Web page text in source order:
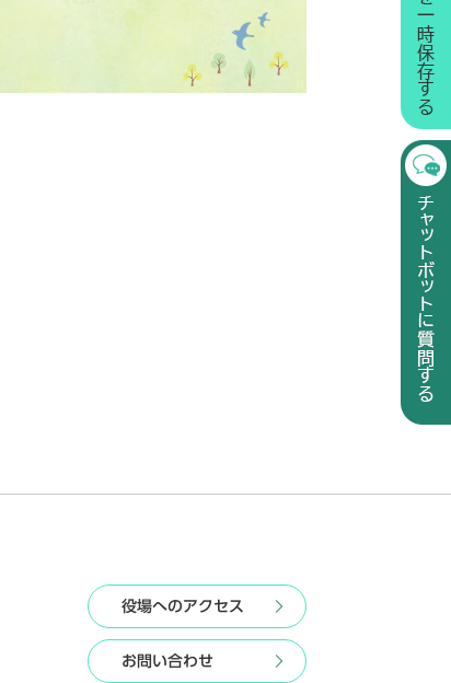
役場へのアクセス
お問い合わせ